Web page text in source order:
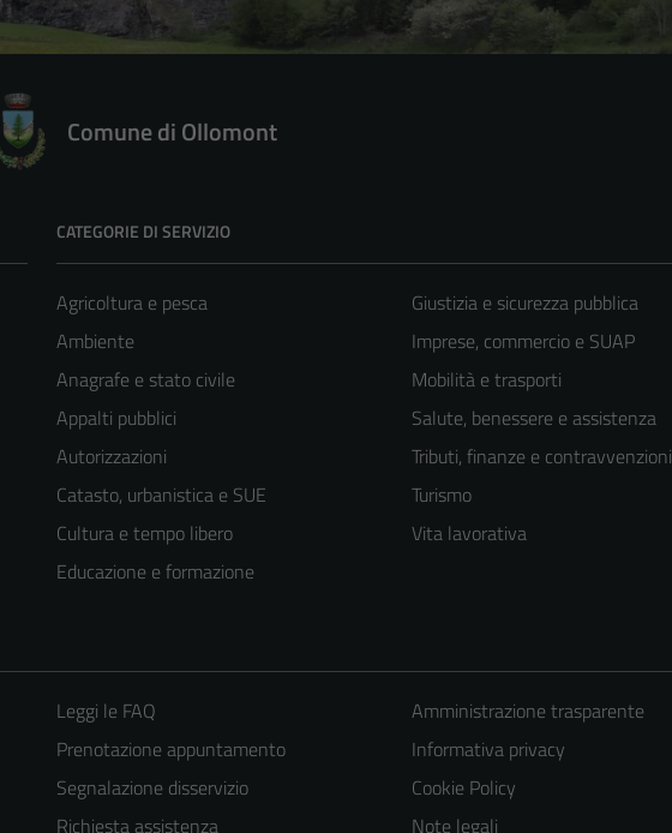
Comune di Ollomont
CATEGORIE DI SERVIZIO
Agricoltura e pesca
Ambiente
Anagrafe e stato civile
Appalti pubblici
Autorizzazioni
Catasto, urbanistica e SUE
Cultura e tempo libero
Educazione e formazione
Giustizia e sicurezza pubblica
Imprese, commercio e SUAP
Mobilità e trasporti
Salute, benessere e assistenza
Tributi, finanze e contravvenzioni
Turismo
Vita lavorativa
Leggi le FAQ
Prenotazione appuntamento
Segnalazione disservizio
Richiesta assistenza
Amministrazione trasparente
Informativa privacy
Cookie Policy
Note legali